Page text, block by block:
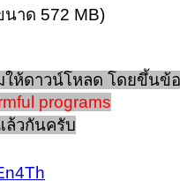
นาด 572 MB)
ห้ดาวน์โหลด โดยขึ้นข้
programs
ล้วกันครับ